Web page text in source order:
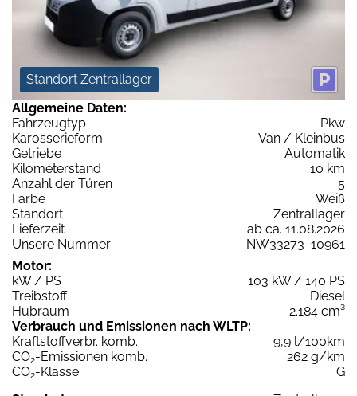
Standort Zentrallager
Allgemeine Daten:
Fahrzeugtyp
Pkw
Karosserieform
Van / Kleinbus
Getriebe
Automatik
Kilometerstand
10 km
Anzahl der Türen
5
Farbe
Weiß
Standort
Zentrallager
Lieferzeit
ab ca. 11.08.2026
Unsere Nummer
NW33273_10961
Motor:
kW / PS
103 kW / 140 PS
Treibstoff
Diesel
Hubraum
2.184 cm³
Verbrauch und Emissionen nach WLTP:
Kraftstoffverbr. komb.
9,9 l/100km
CO2-Emissionen komb.
262 g/km
CO2-Klasse
G